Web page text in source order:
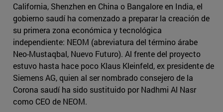
California, Shenzhen en China o Bangalore en India, el
gobierno saudí ha comenzado a preparar la creación de
su primera zona económica y tecnológica
independiente: NEOM (abreviatura del término árabe
Neo-Mustaqbal, Nuevo Futuro). Al frente del proyecto
estuvo hasta hace poco Klaus Kleinfeld, ex presidente de
Siemens AG, quien al ser nombrado consejero de la
Corona saudí ha sido sustituido por Nadhmi Al Nasr
como CEO de NEOM.